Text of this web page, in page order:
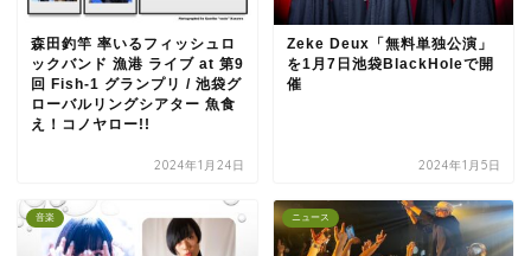
森田釣竿 率いるフィッシュロ
ックバンド 漁港 ライブ at 第9
回 Fish-1 グランプリ / 池袋グ
ローバルリングシアター 魚食
え！コノヤロー!!
2024年1月24日
Zeke Deux「無料単独公演」
を1月7日池袋BlackHoleで開
催
2024年1月5日
音楽 ニュース